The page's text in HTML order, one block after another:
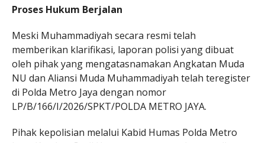
Proses Hukum Berjalan
Meski Muhammadiyah secara resmi telah
memberikan klarifikasi, laporan polisi yang dibuat
oleh pihak yang mengatasnamakan Angkatan Muda
NU dan Aliansi Muda Muhammadiyah telah teregister
di Polda Metro Jaya dengan nomor
LP/B/166/I/2026/SPKT/POLDA METRO JAYA.
Pihak kepolisian melalui Kabid Humas Polda Metro